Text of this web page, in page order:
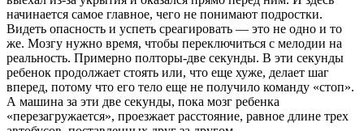
начинается самое главное, чего не понимают подростки.
Видеть опасность и успеть среагировать — это не одно и то
же. Мозгу нужно время, чтобы переключиться с мелодии на
реальность. Примерно полторы-две секунды. В эти секунды
ребенок продолжает стоять или, что еще хуже, делает шаг
вперед, потому что его тело еще не получило команду «стоп».
А машина за эти две секунды, пока мозг ребенка
«перезагружается», проезжает расстояние, равное длине трех